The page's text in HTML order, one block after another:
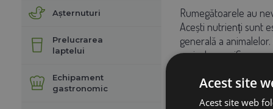
Așternuturi
Prelucrarea
laptelui
Echipament
gastronomic
Rumegătoarele au
Acești nutrienți sunt
generală a
agricole specifice,
Cu toate acestea,
Acest site
Acest site web